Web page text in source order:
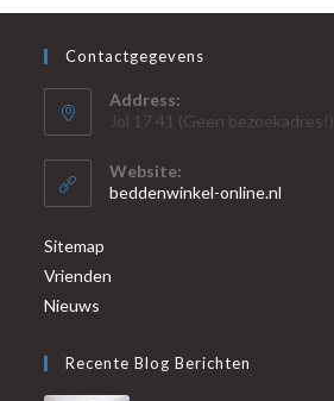
Contactgegevens
Address:
Jol 17 41 (Geen bezoekadres!)
Website:
beddenwinkel-online.nl
Sitemap
Vrienden
Nieuws
Recente Blog Berichten